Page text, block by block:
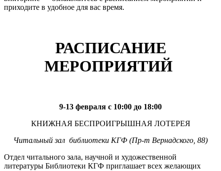
приходите в удобное для вас время.
РАСПИСАНИЕ
МЕРОПРИЯТИЙ
9-13 февраля с 10:00 до 18:00
КНИЖНАЯ БЕСПРОИГРЫШНАЯ ЛОТЕРЕЯ
Читальный зал библиотеки КГФ (Пр-т Вернадского, 88)
Отдел читального зала, научной и художественной
литературы Библиотеки КГФ приглашает всех желающих